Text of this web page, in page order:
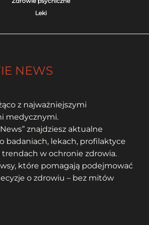
Leki
NEWS
z najważniejszymi
medycznymi.
znajdziesz aktualne
badaniach, lekach, profilaktyce
w ochronie zdrowia.
które pomagają podejmować
o zdrowiu – bez mitów